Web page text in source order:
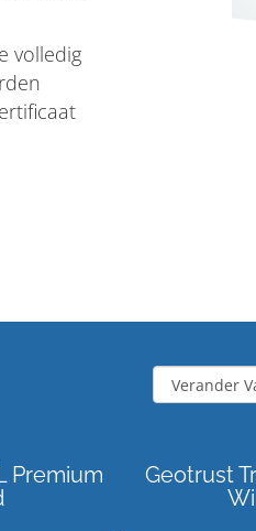
volledig
Premium
Geotrust